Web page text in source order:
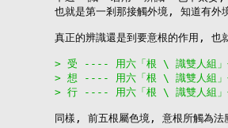
也就是第一剎那接觸外境, 知道有外
真正的辨識還是到要意根的作用,
> 受 ---- 用六「根 \ 識雙人組」
> 想 ---- 用六「根 \ 識雙人組」
> 行 ---- 用六「根 \ 識雙人組」
同樣, 前五根屬色境, 意根所觸為